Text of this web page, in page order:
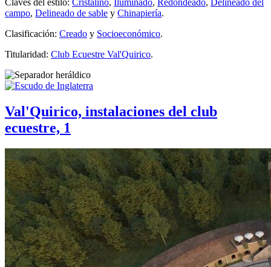
Claves del estilo: Cristalino, Iluminado, Redondeado, Delineado del
campo, Delineado de sable y Chinapiería.
Clasificación: Creado y Socioeconómico.
Titularidad: Club Ecuestre Val'Quirico.
Val'Quirico, instalaciones del club
ecuestre, 1